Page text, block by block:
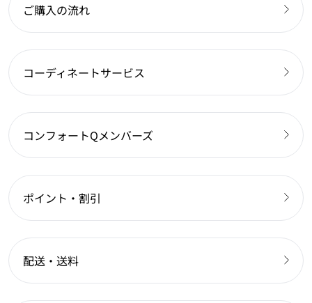
ご購入の流れ
コーディネートサービス
コンフォートQメンバーズ
ポイント・割引
配送・送料